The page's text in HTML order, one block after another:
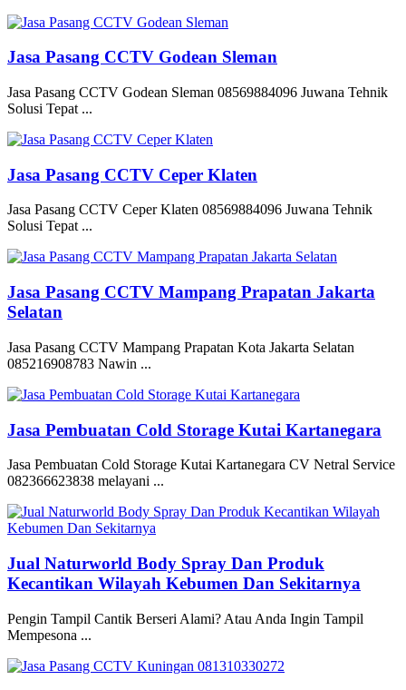
Jasa Pasang CCTV Godean Sleman
Jasa Pasang CCTV Godean Sleman 08569884096 Juwana Tehnik
Solusi Tepat ...
Jasa Pasang CCTV Ceper Klaten
Jasa Pasang CCTV Ceper Klaten 08569884096 Juwana Tehnik
Solusi Tepat ...
Jasa Pasang CCTV Mampang Prapatan Jakarta
Selatan
Jasa Pasang CCTV Mampang Prapatan Kota Jakarta Selatan
085216908783 Nawin ...
Jasa Pembuatan Cold Storage Kutai Kartanegara
Jasa Pembuatan Cold Storage Kutai Kartanegara CV Netral Service
082366623838 melayani ...
Jual Naturworld Body Spray Dan Produk
Kecantikan Wilayah Kebumen Dan Sekitarnya
Pengin Tampil Cantik Berseri Alami? Atau Anda Ingin Tampil
Mempesona ...